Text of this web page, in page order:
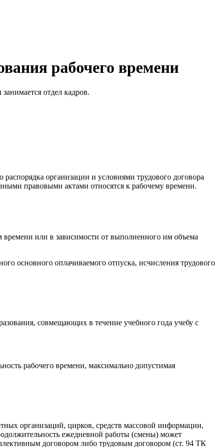
рабочего времени
отдел кадров.
организации и условиями трудового договора
правовыми актами относятся к рабочему времени.
времени или в зависимости от выполненного им объема
основного оплачиваемого отпуска, исчисления трудового
совмещающих в течение учебного года учебу с
рабочего времени, максимально допустимая
организаций, цирков, средств массовой информации,
ежедневной работы (смены) может
договором либо трудовым договором (ст. 94 ТК